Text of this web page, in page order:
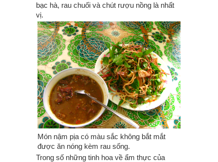
bạc hà, rau chuối và chút rượu nồng là nhất
vị.
Món nậm pịa có màu sắc không bắt mắt
được ăn nóng kèm rau sống.
Trong số những tinh hoa về ẩm thực của